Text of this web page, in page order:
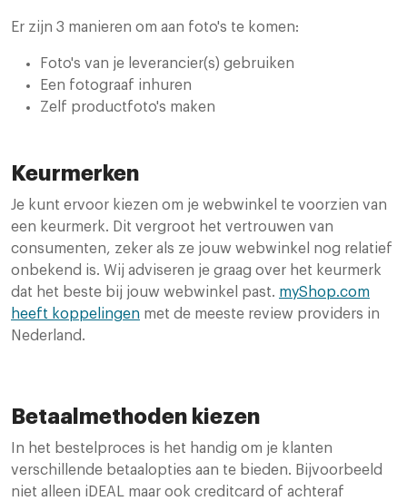
Er zijn 3 manieren om aan foto's te komen:
Foto's van je leverancier(s) gebruiken
Een fotograaf inhuren
Zelf productfoto's maken
Keurmerken
Je kunt ervoor kiezen om je webwinkel te voorzien van
een keurmerk. Dit vergroot het vertrouwen van
consumenten, zeker als ze jouw webwinkel nog relatief
onbekend is. Wij adviseren je graag over het keurmerk
dat het beste bij jouw webwinkel past. myShop.com
heeft koppelingen met de meeste review providers in
Nederland.
Betaalmethoden kiezen
In het bestelproces is het handig om je klanten
verschillende betaalopties aan te bieden. Bijvoorbeeld
niet alleen iDEAL maar ook creditcard of achteraf